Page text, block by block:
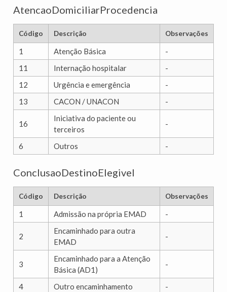
AtencaoDomiciliarProcedencia
Código Descrição Observações
1 Atenção Básica
-
11
Internação hospitalar
-
12
Urgência e emergência
-
13
CACON / UNACON -
16
Iniciativa do paciente ou
terceiros
-
6 Outros -
ConclusaoDestinoElegivel
Código Descrição Observações
1 Admissão na própria EMAD -
2
Encaminhado para outra
EMAD
-
3
Encaminhado para a Atenção
Básica (AD1)
-
4 Outro encaminhamento -